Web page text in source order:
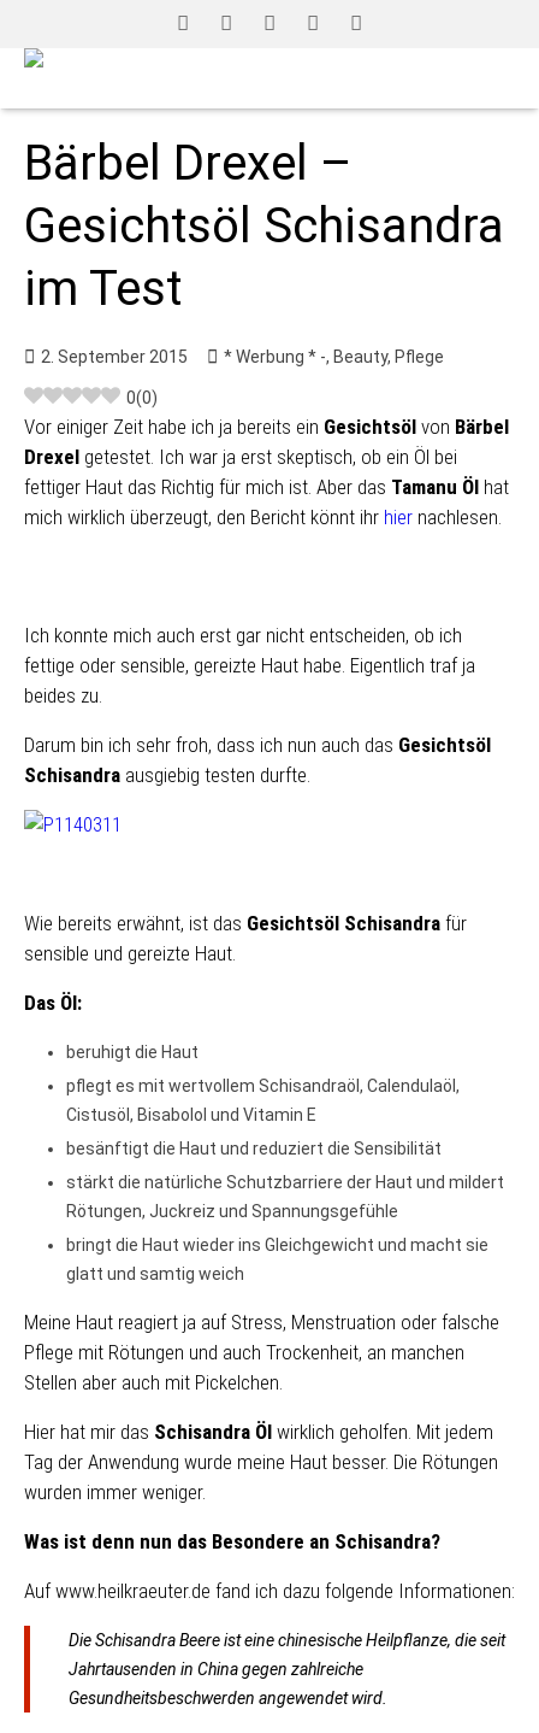
Bärbel Drexel –
Gesichtsöl Schisandra
im Test
2. September 2015 * Werbung * -, Beauty, Pflege
0(0)
Vor einiger Zeit habe ich ja bereits ein Gesichtsöl von Bärbel
Drexel getestet. Ich war ja erst skeptisch, ob ein Öl bei
fettiger Haut das Richtig für mich ist. Aber das Tamanu Öl hat
mich wirklich überzeugt, den Bericht könnt ihr hier nachlesen.
Ich konnte mich auch erst gar nicht entscheiden, ob ich
fettige oder sensible, gereizte Haut habe. Eigentlich traf ja
beides zu.
Darum bin ich sehr froh, dass ich nun auch das Gesichtsöl
Schisandra ausgiebig testen durfte.
Wie bereits erwähnt, ist das Gesichtsöl Schisandra für
sensible und gereizte Haut.
Das Öl:
beruhigt die Haut
pflegt es mit wertvollem Schisandraöl, Calendulaöl,
Cistusöl, Bisabolol und Vitamin E
besänftigt die Haut und reduziert die Sensibilität
stärkt die natürliche Schutzbarriere der Haut und mildert
Rötungen, Juckreiz und Spannungsgefühle
bringt die Haut wieder ins Gleichgewicht und macht sie
glatt und samtig weich
Meine Haut reagiert ja auf Stress, Menstruation oder falsche
Pflege mit Rötungen und auch Trockenheit, an manchen
Stellen aber auch mit Pickelchen.
Hier hat mir das Schisandra Öl wirklich geholfen. Mit jedem
Tag der Anwendung wurde meine Haut besser. Die Rötungen
wurden immer weniger.
Was ist denn nun das Besondere an Schisandra?
Auf www.heilkraeuter.de fand ich dazu folgende Informationen:
Die Schisandra Beere ist eine chinesische Heilpflanze, die seit
Jahrtausenden in China gegen zahlreiche
Gesundheitsbeschwerden angewendet wird.